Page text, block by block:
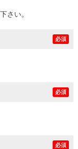
さい。
必須
必須
必須